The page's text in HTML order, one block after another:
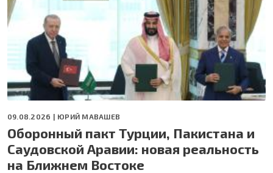
09.08.2026 | ЮРИЙ МАВАШЕВ
Оборонный пакт Турции, Пакистана и
Саудовской Аравии: новая реальность
на Ближнем Востоке